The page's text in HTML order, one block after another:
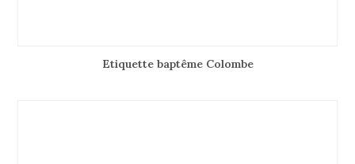
Etiquette baptême Colombe